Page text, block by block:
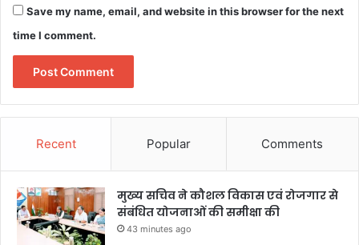
Save my name, email, and website in this browser for the next
time I comment.
Recent Popular Comments
मुख्य सचिव ने कौशल विकास एवं रोजगार से
संबंधित योजनाओं की समीक्षा की
43 minutes ago